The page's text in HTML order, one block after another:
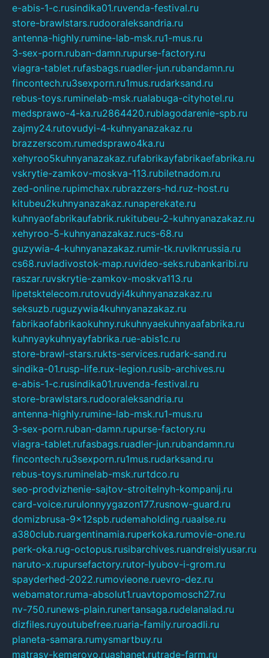
e-abis-1-c.rusindika01.ruvenda-festival.ru
store-brawlstars.rudooraleksandria.ru
antenna-highly.rumine-lab-msk.ru1-mus.ru
3-sex-porn.ruban-damn.rupurse-factory.ru
viagra-tablet.rufasbags.ruadler-jun.rubandamn.ru
fincontech.ru3sexporn.ru1mus.rudarksand.ru
rebus-toys.ruminelab-msk.rualabuga-cityhotel.ru
medsprawo-4-ka.ru2864420.rublagodarenie-spb.ru
zajmy24.rutovudyi-4-kuhnyanazakaz.ru
brazzerscom.rumedsprawo4ka.ru
xehyroo5kuhnyanazakaz.rufabrikayfabrikaefabrika.ru
vskrytie-zamkov-moskva-113.rubiletnadom.ru
zed-online.rupimchax.rubrazzers-hd.ruz-host.ru
kitubeu2kuhnyanazakaz.runaperekate.ru
kuhnyaofabrikaufabrik.rukitubeu-2-kuhnyanazakaz.ru
xehyroo-5-kuhnyanazakaz.rucs-68.ru
guzywia-4-kuhnyanazakaz.rumir-tk.ruvlknrussia.ru
cs68.ruvladivostok-map.ruvideo-seks.rubankaribi.ru
raszar.ruvskrytie-zamkov-moskva113.ru
lipetsktelecom.rutovudyi4kuhnyanazakaz.ru
seksuzb.ruguzywia4kuhnyanazakaz.ru
fabrikaofabrikaokuhny.rukuhnyaekuhnyaafabrika.ru
kuhnyaykuhnyayfabrika.rue-abis1c.ru
store-brawl-stars.rukts-services.rudark-sand.ru
sindika-01.rusp-life.rux-legion.rusib-archives.ru
e-abis-1-c.rusindika01.ruvenda-festival.ru
store-brawlstars.rudooraleksandria.ru
antenna-highly.rumine-lab-msk.ru1-mus.ru
3-sex-porn.ruban-damn.rupurse-factory.ru
viagra-tablet.rufasbags.ruadler-jun.rubandamn.ru
fincontech.ru3sexporn.ru1mus.rudarksand.ru
rebus-toys.ruminelab-msk.rurtdco.ru
seo-prodvizhenie-sajtov-stroitelnyh-kompanij.ru
card-voice.rurulonnyygazon177.rusnow-guard.ru
domizbrusa-9x12spb.rudemaholding.ruaalse.ru
a380club.ruargentinamia.ruperkoka.rumovie-one.ru
perk-oka.rug-octopus.rusibarchives.ruandreislyusar.ru
naruto-x.rupursefactory.rutor-lyubov-i-grom.ru
spayderhed-2022.rumovieone.ruevro-dez.ru
webamator.ruma-absolut1.ruavtopomosch27.ru
nv-750.runews-plain.runertansaga.rudelanalad.ru
dizfiles.ruyoutubefree.ruaria-family.ruroadli.ru
planeta-samara.rumysmartbuy.ru
matrasy-kemerovo.ruashanet.rutrade-farm.ru